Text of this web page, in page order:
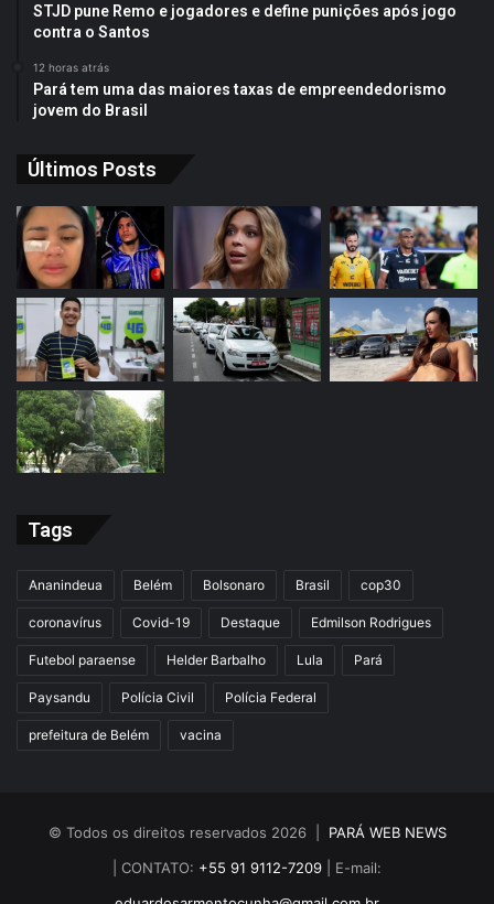
STJD pune Remo e jogadores e define punições após jogo
contra o Santos
12 horas atrás
Pará tem uma das maiores taxas de empreendedorismo
jovem do Brasil
Últimos Posts
Tags
Ananindeua Belém Bolsonaro Brasil cop30
coronavírus Covid-19 Destaque Edmilson Rodrigues
Futebol paraense Helder Barbalho Lula Pará
Paysandu Polícia Civil Polícia Federal
prefeitura de Belém vacina
© Todos os direitos reservados 2026 | PARÁ WEB NEWS
| CONTATO: +55 91 9112-7209 | E-mail: